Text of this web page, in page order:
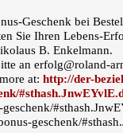
Geschenk bei
Sie Ihren Lebens-
B. Enkelmann.
an erfolg@roland-
at: http://der-
geschenk/
geschenk/